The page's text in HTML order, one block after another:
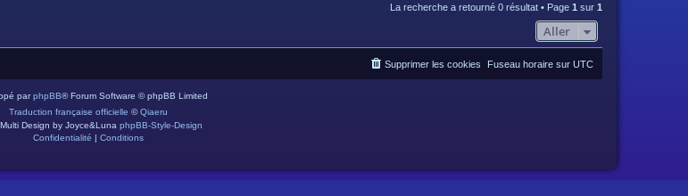
La recherche a retourné 0 résultat • Page 1 sur 1
Aller
Fuseau horaire sur UTC
Supprimer les cookies
parphpBB® Forum Software © phpBB Limited
Traduction française officielle ©Qiaeru
Design by Joyce&Luna phpBB-Style-Design
Confidentialité | Conditions